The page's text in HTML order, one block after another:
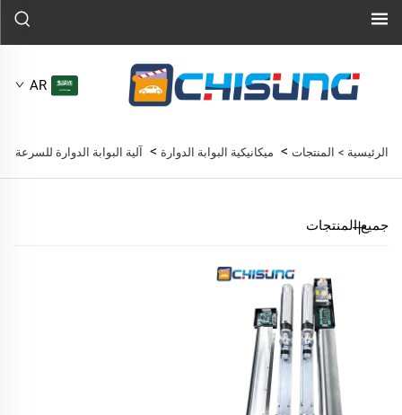
AR
الرئيسية > المنتجات > ميكانيكية البوابة الدوارة > آلية البوابة الدوارة للسرعة
جميع المنتجات